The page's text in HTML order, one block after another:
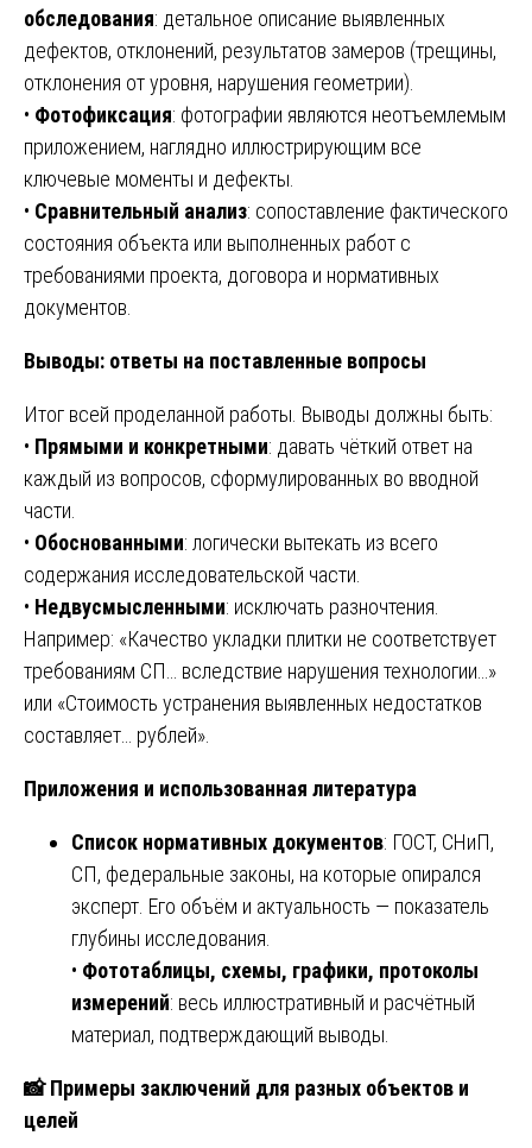
обследования: детальное описание выявленных
дефектов, отклонений, результатов замеров (трещины,
отклонения от уровня, нарушения геометрии).
• Фотофиксация: фотографии являются неотъемлемым
приложением, наглядно иллюстрирующим все
ключевые моменты и дефекты.
• Сравнительный анализ: сопоставление фактического
состояния объекта или выполненных работ с
требованиями проекта, договора и нормативных
документов.
Выводы: ответы на поставленные вопросы
Итог всей проделанной работы. Выводы должны быть:
• Прямыми и конкретными: давать чёткий ответ на
каждый из вопросов, сформулированных во вводной
части.
• Обоснованными: логически вытекать из всего
содержания исследовательской части.
• Недвусмысленными: исключать разночтения.
Например: «Качество укладки плитки не соответствует
требованиям СП… вследствие нарушения технологии…»
или «Стоимость устранения выявленных недостатков
составляет… рублей».
Приложения и использованная литература
Список нормативных документов: ГОСТ, СНиП,
СП, федеральные законы, на которые опирался
эксперт. Его объём и актуальность — показатель
глубины исследования.
• Фототаблицы, схемы, графики, протоколы
измерений: весь иллюстративный и расчётный
материал, подтверждающий выводы.
📸Примеры заключений для разных объектов и
целей